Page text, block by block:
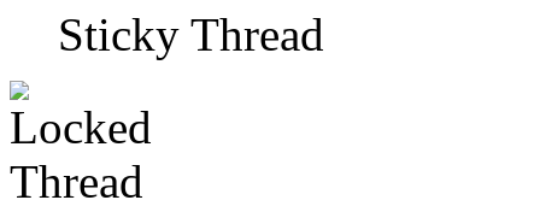
Sticky Thread